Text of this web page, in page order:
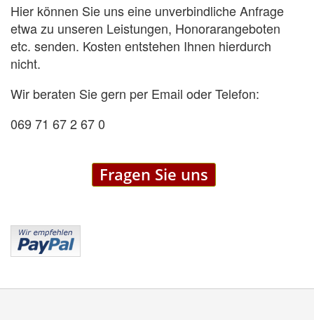
Hier können Sie uns eine unverbindliche Anfrage
etwa zu unseren Leistungen, Honorarangeboten
etc. senden. Kosten entstehen Ihnen hierdurch
nicht.
Wir beraten Sie gern per Email oder Telefon:
069 71 67 2 67 0
Fragen Sie uns